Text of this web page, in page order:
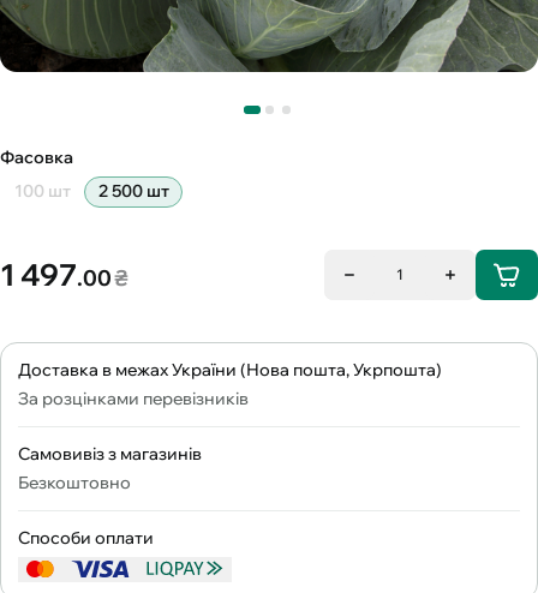
Фасовка
100 шт
2 500 шт
1 497.00₴ 1
Доставка в межах України (Нова пошта, Укрпошта)
За розцінками перевізників
Самовивіз з магазинів
Безкоштовно
Способи оплати